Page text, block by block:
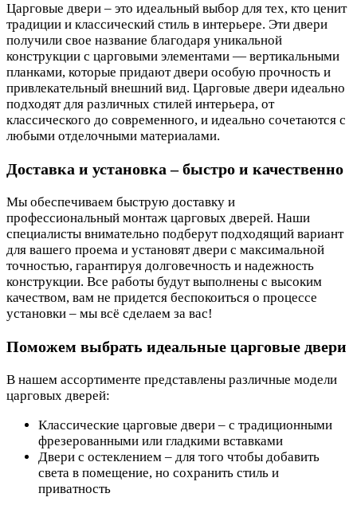
Царговые двери – это идеальный выбор для тех, кто ценит
традиции и классический стиль в интерьере. Эти двери
получили свое название благодаря уникальной
конструкции с царговыми элементами — вертикальными
планками, которые придают двери особую прочность и
привлекательный внешний вид. Царговые двери идеально
подходят для различных стилей интерьера, от
классического до современного, и идеально сочетаются с
любыми отделочными материалами.
Доставка и установка – быстро и качественно
Мы обеспечиваем быструю доставку и
профессиональный монтаж царговых дверей. Наши
специалисты внимательно подберут подходящий вариант
для вашего проема и установят двери с максимальной
точностью, гарантируя долговечность и надежность
конструкции. Все работы будут выполнены с высоким
качеством, вам не придется беспокоиться о процессе
установки – мы всё сделаем за вас!
Поможем выбрать идеальные царговые двери
В нашем ассортименте представлены различные модели
царговых дверей:
Классические царговые двери – с традиционными
фрезерованными или гладкими вставками
Двери с остеклением – для того чтобы добавить
света в помещение, но сохранить стиль и
приватность